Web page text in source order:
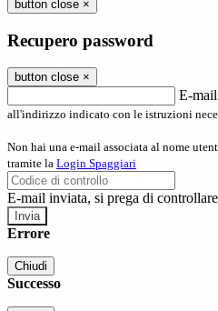
button close ×
Recupero password
button close ×
E-mail
all'indirizzo indicato con le istruzioni
Non hai una e-mail associata al nome
tramite la Login Spaggiari
E-mail inviata, si prega di
Errore
Chiudi
Successo